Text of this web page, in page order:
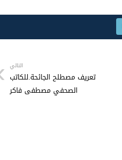
التالي
تعريف مصطلح الجائحة.للكاتب
الصحفي مصطفى فاكر